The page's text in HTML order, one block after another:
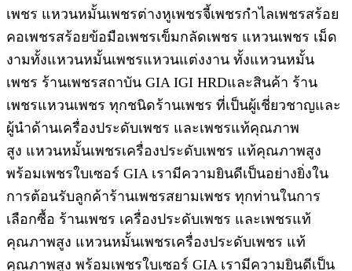
เพชร แหวนหมั้นเพชรต่างหูเพชรจี้เพชรกำไลเพชรสร้อย
คอเพชรสร้อยข้อมือเพชรเข็มกลัดเพชร แหวนเพชร เม็ด
งามทั้งแหวนหมั้นเพชรแหวนแต่งงาน ทั้งแหวนหมั้น
เพชร ร้านเพชรสถาบัน GIA IGI HRDและสินค้า ร้าน
เพชรแหวนเพชร ทุกชนิดร้านเพชร ที่เป็นผู้เชี่ยวชาญและ
ผู้นำด้านเครื่องประดับเพชร และเพชรแท้คุณภาพ
สูง แหวนหมั้นเพชรเครื่องประดับเพชร แท้คุณภาพสูง
พร้อมเพชรใบเซอร์ GIA เรามีความยินดีเป็นอย่างยิ่งใน
การต้อนรับลูกค้าร้านเพชรสยามเพชร ทุกท่านในการ
เลือกซื้อ ร้านเพชร เครื่องประดับเพชร และเพชรแท้
คุณภาพสูง แหวนหมั้นเพชรเครื่องประดับเพชร แท้
คุณภาพสูง พร้อมเพชรใบเซอร์ GIA เรามีความยินดีเป็น